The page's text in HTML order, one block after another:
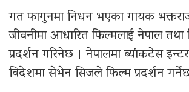
गत फागुनमा निधन भएका गायक
जीवनीमा आधारित फिल्मलाई नेपाल
प्रदर्शन गरिनेछ । नेपालमा ब्यांकटेस
विदेशमा सेभेन सिजले फिल्म प्रदर्शन